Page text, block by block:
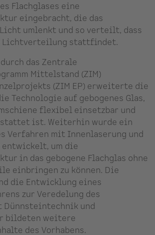
Flachglases eine
eingebracht, die das
umlenkt und so verteilt, dass
Lichtverteilung stattfindet.
das Zentrale
Mittelstand (ZIM)
(ZIM EP) erweiterte die
Technologie auf gebogenes Glas,
flexibel einsetzbar und
ist. Weiterhin wurde ein
Verfahren mit Innenlaserung und
um die
in das gebogene Flachglas ohne
einbringen zu können. Die
die Entwicklung eines
zur Veredelung des
Dünnsteintechnik und
bildeten weitere
des Vorhabens.